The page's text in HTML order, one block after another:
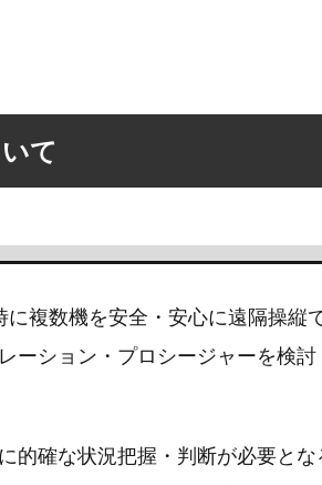
て
に複数機を安全・安心に遠隔操縦
ーション・プロシージャーを検
的確な状況把握・判断が必要と